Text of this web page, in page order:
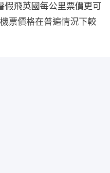
假飛英國每公里票價更可
票價格在普遍情況下較